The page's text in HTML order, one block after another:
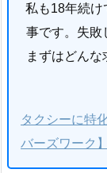
私も18年続け
事です。失敗
まずはどんな
タクシーに特
バーズワーク】